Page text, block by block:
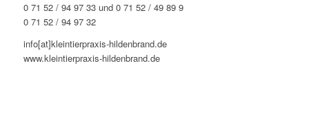
0 71 52 / 94 97 33 und 0 71 52 / 49 89 9
0 71 52 / 94 97 32
info[at]kleintierpraxis-hildenbrand.de
www.kleintierpraxis-hildenbrand.de